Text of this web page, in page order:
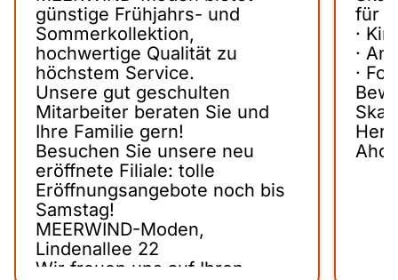
günstige Frühjahrs- und
Sommerkollektion,
hochwertige Qualität zu
höchstem Service.
Unsere gut geschulten
Mitarbeiter beraten Sie und
Ihre Familie gern!
Besuchen Sie unsere neu
eröffnete Filiale: tolle
Eröffnungsangebote noch bis
Samstag!
MEERWIND-Moden,
Lindenallee 22
Wir freuen uns auf Ihren
für
·
·
·
Herr